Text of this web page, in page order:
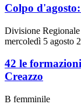
Colpo
Divisione Regionale
mercoledì 5 agosto
42 le
Creazzo
B femminile